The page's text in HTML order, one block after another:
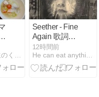
Seether - Fine
Again 歌詞和
訳 （シーザー
- ファイン・
アゲイン）
12時間前